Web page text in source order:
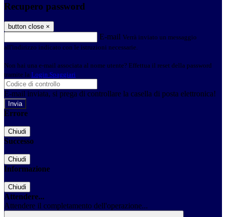
Recupero password
button close ×
E-mail Verrà inviato un messaggio
all'indirizzo indicato con le istruzioni necessarie.
Non hai una e-mail associata al nome utente? Effettua il reset della password
tramite la Login Spaggiari
E-mail inviata, si prega di controllare la casella di posta elettronica!
Errore
Chiudi
Successo
Chiudi
Informazione
Chiudi
Attendere...
Attendere il completamento dell'operazione...